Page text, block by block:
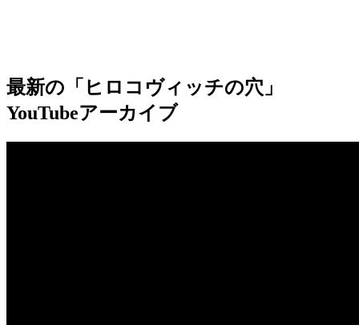
最新の「ヒロコヴィッチの穴」
YouTubeアーカイブ